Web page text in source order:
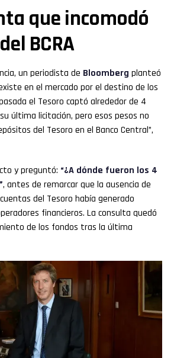
que incomodó
BCRA
un periodista de Bloomberg planteó
en el mercado por el destino de los
el Tesoro captó alrededor de 4
última licitación, pero esos pesos no
del Tesoro en el Banco Central”,
y preguntó: “¿A dónde fueron los 4
, antes de remarcar que la ausencia de
del Tesoro había generado
financieros. La consulta quedó
de los fondos tras la última